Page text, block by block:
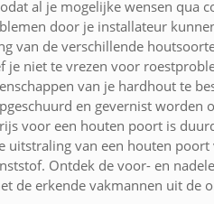
al je mogelijke wensen qua
door je installateur
van de verschillende
niet te vrezen voor
van je hardhout te
en gevernist worden
voor een houten poort is
uitstraling van een houten poort
Ontdek de voor- en
de erkende vakmannen uit de